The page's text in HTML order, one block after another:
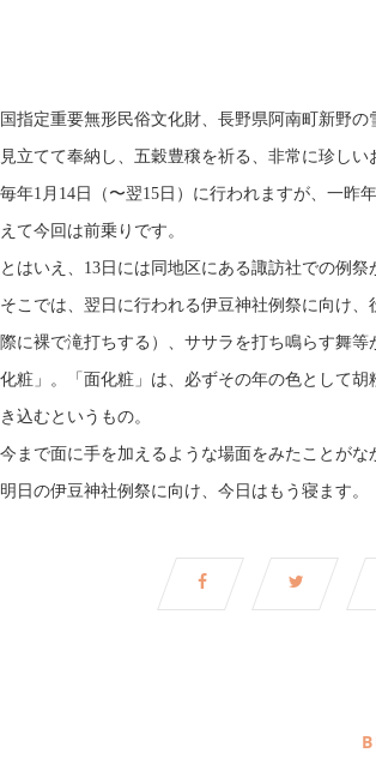
国指定重要無形民俗文化財、長野県阿南町新野
見立てて奉納し、五穀豊穣を祈る、非常に珍しい
毎年1月14日（〜翌15日）に行われますが、一昨
えて今回は前乗りです。
とはいえ、13日には同地区にある諏訪社での例祭
そこでは、翌日に行われる伊豆神社例祭に向け
際に裸で滝打ちする）、ササラを打ち鳴らす舞
化粧」。「面化粧」は、必ずその年の色として
き込むというもの。
今まで面に手を加えるような場面をみたことが
明日の伊豆神社例祭に向け、今日はもう寝ます。